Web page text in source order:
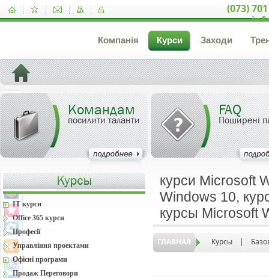
(073)
Компанія Курси Заходи
Командам
посилити таланти
FAQ
Поширені
курси Microsoft
Windows 10,
курсы Microsoft
ГЛАВНАЯ Курсы |
IT курси
Office 365 курси
Професії
Управління проектами
Офісні програми
Продаж Переговори